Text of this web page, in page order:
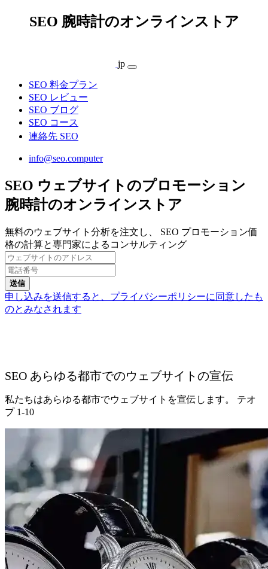
SEO 腕時計のオンラインストア
jp
SEO 料金プラン
SEO レビュー
SEO ブログ
SEO コース
連絡先 SEO
info@seo.computer
SEO ウェブサイトのプロモーション
腕時計のオンラインストア
無料のウェブサイト分析を注文し、 SEO プロモーション価
格の計算と専門家によるコンサルティング
送信
申し込みを送信すると、プライバシーポリシーに同意したも
のとみなされます
SEO あらゆる都市でのウェブサイトの宣伝
私たちはあらゆる都市でウェブサイトを宣伝します。 テオ
プ 1-10